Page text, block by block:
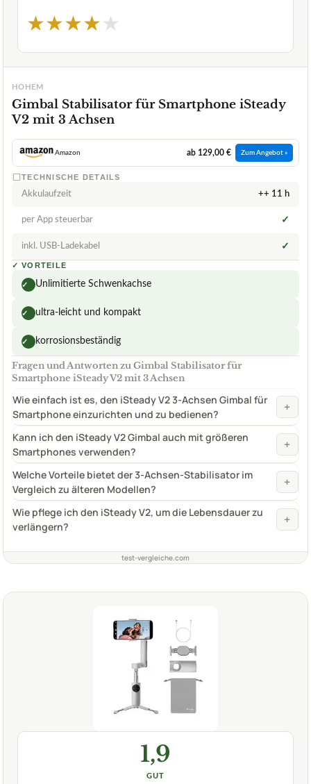
★★★★★
HOHEM
Gimbal Stabilisator für Smartphone iSteady
V2 mit 3 Achsen
Amazon ab 129,00 € Zum Angebot »
TECHNISCHE DETAILS
Akkulaufzeit ++ 11 h
per App steuerbar ✓
inkl. USB-Ladekabel ✓
✓ VORTEILE
✓ Unlimitierte Schwenkachse
✓ ultra-leicht und kompakt
✓ korrosionsbeständig
Fragen und Antworten zu Gimbal Stabilisator für
Smartphone iSteady V2 mit 3 Achsen
Wie einfach ist es, den iSteady V2 3-Achsen Gimbal für
Smartphone einzurichten und zu bedienen?
+
Kann ich den iSteady V2 Gimbal auch mit größeren
Smartphones verwenden?
+
Welche Vorteile bietet der 3-Achsen-Stabilisator im
Vergleich zu älteren Modellen?
+
Wie pflege ich den iSteady V2, um die Lebensdauer zu
verlängern?
+
test-vergleiche.com
1,9
GUT